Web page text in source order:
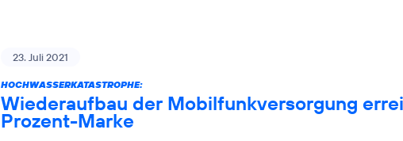
23. Juli 2021
HOCHWASSERKATASTROPHE:
Wiederaufbau der Mobilfunkversorgung
Prozent-Marke